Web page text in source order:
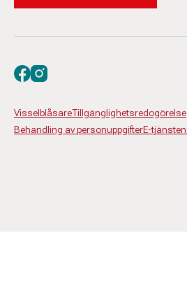
VisselblåsareTillgänglighetsredogörelse
Behandling av personuppgifterE-tjänsten
Besök oss på facebook
Besök oss på instagram